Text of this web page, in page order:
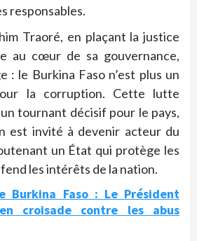
responsables.
Traoré, en plaçant la justice
au cœur de sa gouvernance,
: le Burkina Faso n’est plus un
la corruption. Cette lutte
tournant décisif pour le pays,
est invité à devenir acteur du
un État qui protège les
les intérêts de la nation.
Burkina Faso : Le Président
croisade contre les abus